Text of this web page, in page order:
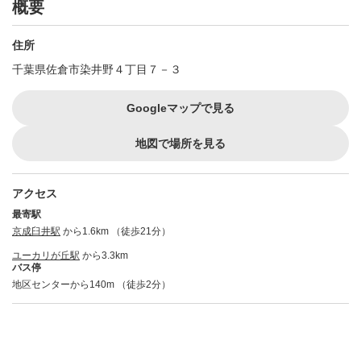
概要
住所
千葉県佐倉市染井野４丁目７－３
Googleマップで見る
地図で場所を見る
アクセス
最寄駅
京成臼井駅 から1.6km （徒歩21分）
ユーカリが丘駅 から3.3km
バス停
地区センターから140m （徒歩2分）